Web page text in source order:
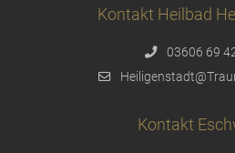
Kontakt Heilbad
03606 69
Kontakt